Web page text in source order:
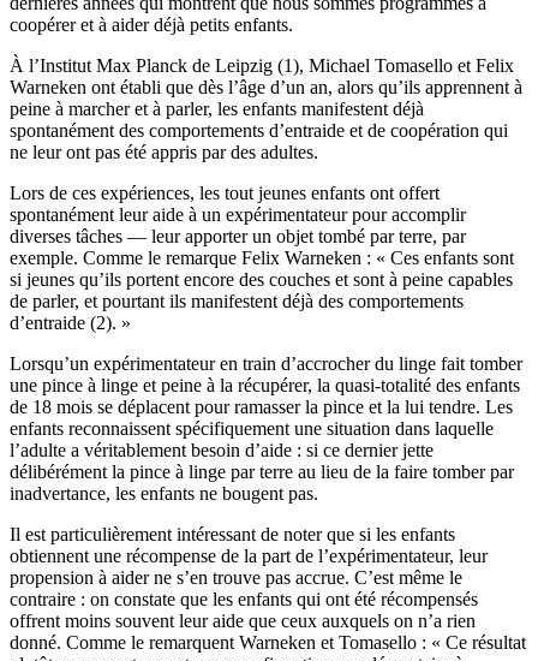
coopérer et à aider déjà petits enfants.
À l’Institut Max Planck de Leipzig (1), Michael Tomasello et Felix
Warneken ont établi que dès l’âge d’un an, alors qu’ils apprennent à
peine à marcher et à parler, les enfants manifestent déjà
spontanément des comportements d’entraide et de coopération qui
ne leur ont pas été appris par des adultes.
Lors de ces expériences, les tout jeunes enfants ont offert
spontanément leur aide à un expérimentateur pour accomplir
diverses tâches — leur apporter un objet tombé par terre, par
exemple. Comme le remarque Felix Warneken : « Ces enfants sont
si jeunes qu’ils portent encore des couches et sont à peine capables
de parler, et pourtant ils manifestent déjà des comportements
d’entraide (2). »
Lorsqu’un expérimentateur en train d’accrocher du linge fait tomber
une pince à linge et peine à la récupérer, la quasi-totalité des enfants
de 18 mois se déplacent pour ramasser la pince et la lui tendre. Les
enfants reconnaissent spécifiquement une situation dans laquelle
l’adulte a véritablement besoin d’aide : si ce dernier jette
délibérément la pince à linge par terre au lieu de la faire tomber par
inadvertance, les enfants ne bougent pas.
Il est particulièrement intéressant de noter que si les enfants
obtiennent une récompense de la part de l’expérimentateur, leur
propension à aider ne s’en trouve pas accrue. C’est même le
contraire : on constate que les enfants qui ont été récompensés
offrent moins souvent leur aide que ceux auxquels on n’a rien
donné. Comme le remarquent Warneken et Tomasello : « Ce résultat